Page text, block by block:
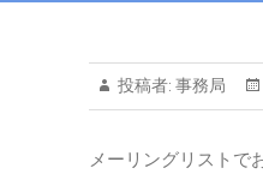
投稿者: 事務局
メーリングリストで